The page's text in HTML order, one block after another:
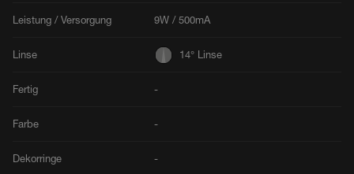
Leistung / Versorgung 9W / 500mA
Linse 14° Linse
Fertig -
Farbe -
Dekorringe -